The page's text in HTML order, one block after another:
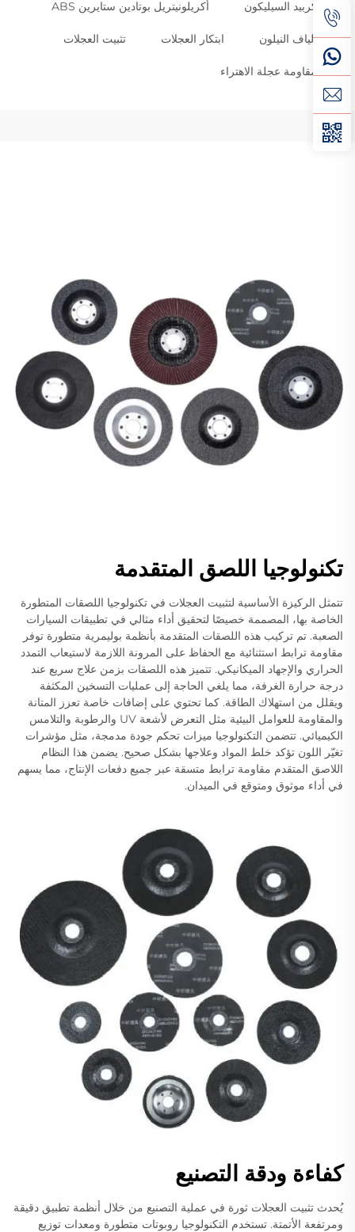
كربيد السيليكون أكريلونيتريل بوتادين ستايرين ABS
الياف النيلون ابتكار العجلات تثبيت العجلات
مقاومة عجلة الاهتراء
تكنولوجيا اللصق المتقدمة
تتمثل الركيزة الأساسية لتثبيت العجلات في تكنولوجيا اللصقات المتطورة
الخاصة بها، المصممة خصيصًا لتحقيق أداء مثالي في تطبيقات السيارات
الصعبة. تم تركيب هذه اللصقات المتقدمة بأنظمة بوليمرية متطورة توفر
مقاومة ترابط استثنائية مع الحفاظ على المرونة اللازمة لاستيعاب التمدد
الحراري والإجهاد الميكانيكي. تتميز هذه اللصقات بزمن علاج سريع عند
درجة حرارة الغرفة، مما يلغي الحاجة إلى عمليات التسخين المكثفة
ويقلل من استهلاك الطاقة. كما تحتوي على إضافات خاصة تعزز المتانة
والمقاومة للعوامل البيئية مثل التعرض لأشعة UV والرطوبة والتلامس
الكيميائي. تتضمن التكنولوجيا ميزات تحكم جودة مدمجة، مثل مؤشرات
تغيّر اللون تؤكد خلط المواد وعلاجها بشكل صحيح. يضمن هذا النظام
اللاصق المتقدم مقاومة ترابط متسقة عبر جميع دفعات الإنتاج، مما يسهم
في أداء موثوق ومتوقع في الميدان.
كفاءة ودقة التصنيع
يُحدث تثبيت العجلات ثورة في عملية التصنيع من خلال أنظمة تطبيق دقيقة
ومرتفعة الأتمتة. تستخدم التكنولوجيا روبوتات متطورة ومعدات توزيع